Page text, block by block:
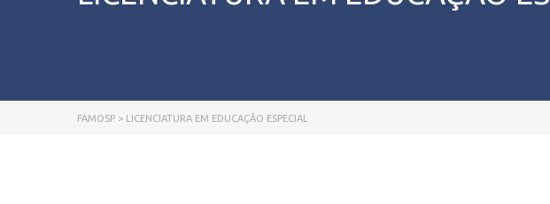
FAMOSP > LICENCIATURA EM EDUCAÇÃO ESPECIAL